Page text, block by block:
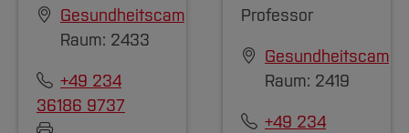
Gesundheitscampus
Raum: 2433
+49 234
36186 9737
Professor
Raum: 2419
+49 234